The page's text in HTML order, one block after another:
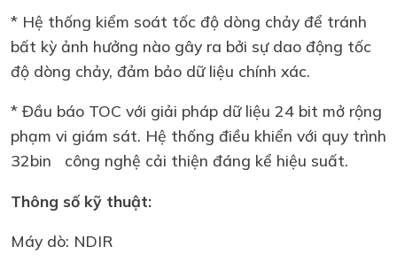
* Hệ thống kiểm soát tốc độ dòng chảy để tránh
bất kỳ ảnh hưởng nào gây ra bởi sự dao động tốc
độ dòng chảy, đảm bảo dữ liệu chính xác.
* Đầu báo TOC với giải pháp dữ liệu 24 bit mở rộng
phạm vi giám sát. Hệ thống điều khiển với quy trình
32bin công nghệ cải thiện đáng kể hiệu suất.
Thông số kỹ thuật:
Máy dò: NDIR